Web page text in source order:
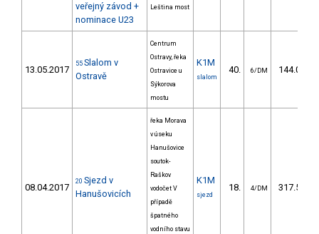
veřejný závod +
nominace U23
Leština most
13.05.2017
55 Slalom v
Ostravě
Centrum
Ostravy, řeka
Ostravice u
Sýkorova
mostu
K1M
slalom
40. 6/DM 144.00
08.04.2017
20 Sjezd v
Hanušovicích
řeka Morava
v úseku
Hanušovice
soutok-
Raškov
vodočet V
případě
špatného
vodního stavu
K1M
sjezd
18. 4/DM 317.50